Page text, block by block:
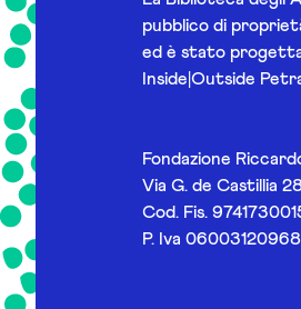
pubblico di
ed è stato
Inside|Outside
Fondazione
Via G. de Castillia
Cod. Fis.
P. Iva 06003120968